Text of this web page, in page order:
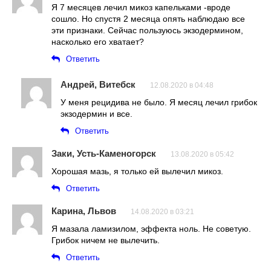
Я 7 месяцев лечил микоз капельками -вроде
сошло. Но спустя 2 месяца опять наблюдаю все
эти признаки. Сейчас пользуюсь экзодермином,
насколько его хватает?
Ответить
Андрей, Витебск 12.08.2020 в 04:48
У меня рецидива не было. Я месяц лечил грибок
экзодермин и все.
Ответить
Заки, Усть-Каменогорск 13.08.2020 в 05:42
Хорошая мазь, я только ей вылечил микоз.
Ответить
Карина, Львов 14.08.2020 в 03:21
Я мазала ламизилом, эффекта ноль. Не советую.
Грибок ничем не вылечить.
Ответить